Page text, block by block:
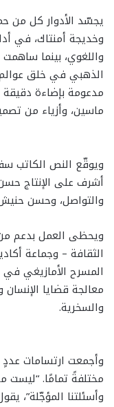
يجسّد الأدوار كل من
وخديجة أمنتاك، في
واللغوي، بينما
الذهبي في خلق عوالم
مدعومة بإضاءة
ماسين، وأزياء من
ويوقّع النص الكاتب
أشرف على الإنتاج
والتواصل، وحسن
ويحظى العمل بدعم من
الثقافة – وجماعة
المسرح الأمازيغي
معالجة قضايا الإنسان
والسخرية.
وأجمعت ارتسامات عددٍ
مختلفةً تمامًا. “ليست
وأسئلتنا المؤجّلة”،